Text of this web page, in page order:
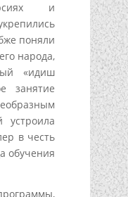
и
поняли
народа,
«идиш
занятие
устроила
в честь
обучения